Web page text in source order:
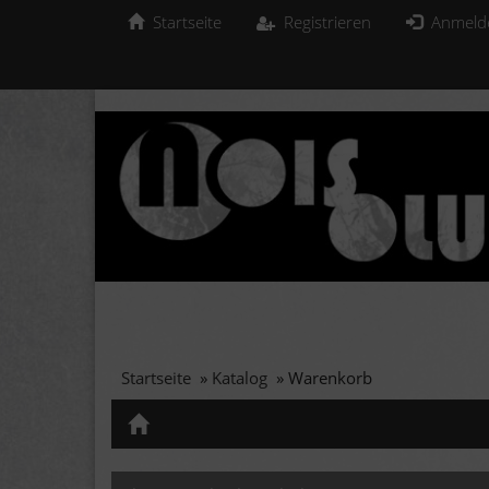
Startseite Registrieren
Startseite » Katalog » Warenkorb